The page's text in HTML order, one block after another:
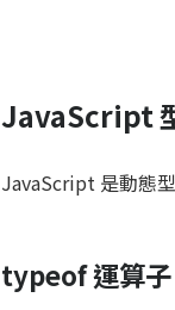
JavaScript
JavaScript 是動態
typeof 運算子